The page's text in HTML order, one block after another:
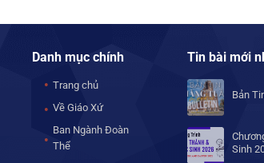
Danh mục chính
Trang chủ
Về Giáo Xứ
Ban Ngành Đoàn
Thể
Tin bài mới
Bản
Sinh